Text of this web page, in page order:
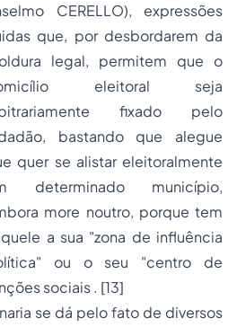
CERELLO), expressões
que, por desbordarem da
legal, permitem que o
eleitoral seja
fixado pelo
bastando que alegue
quer se alistar eleitoralmente
determinado município,
more noutro, porque tem
a sua "zona de influência
ou o seu "centro de
sociais . [13]
se dá pelo fato de diversos